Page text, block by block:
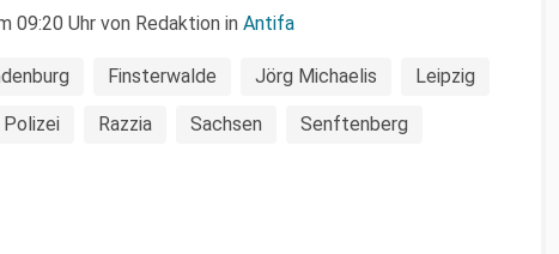
09:20 Uhr von Redaktion in Antifa
Finsterwalde Jörg Michaelis Leipzig
Polizei Razzia Sachsen Senftenberg